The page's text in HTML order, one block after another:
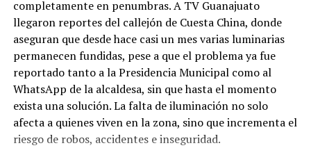
completamente en penumbras. A TV Guanajuato
llegaron reportes del callejón de Cuesta China, donde
aseguran que desde hace casi un mes varias luminarias
permanecen fundidas, pese a que el problema ya fue
reportado tanto a la Presidencia Municipal como al
WhatsApp de la alcaldesa, sin que hasta el momento
exista una solución. La falta de iluminación no solo
afecta a quienes viven en la zona, sino que incrementa el
riesgo de robos, accidentes e inseguridad.